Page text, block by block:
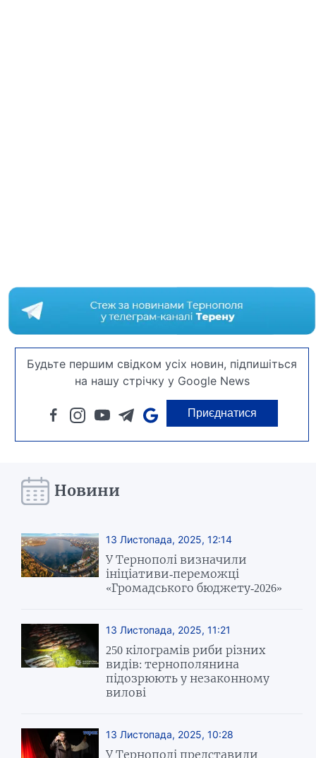
Будьте першим свідком усіх новин, підпишіться
на нашу стрічку у Google News
Приєднатися
Новини
13 Листопада, 2025, 12:14
У Тернополі визначили
ініціативи-переможці
«Громадського бюджету-2026»
13 Листопада, 2025, 11:21
250 кілограмів риби різних
видів: тернополянина
підозрюють у незаконному
вилові
13 Листопада, 2025, 10:28
У Тернополі представили